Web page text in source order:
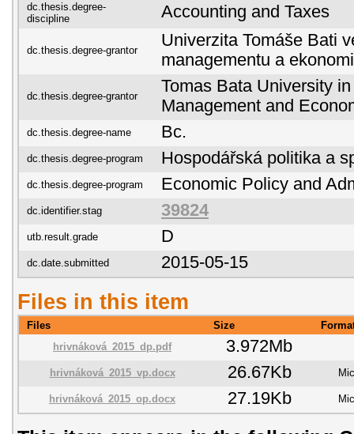
dc.thesis.degree-
discipline
Accounting and Taxes
dc.thesis.degree-grantor
Univerzita Tomáše Bati
managementu a
dc.thesis.degree-grantor
Tomas Bata University
Management and
dc.thesis.degree-name Bc.
dc.thesis.degree-program Hospodářská politika a
dc.thesis.degree-program Economic Policy and
dc.identifier.stag 39824
utb.result.grade D
dc.date.submitted 2015-05-15
Files in this item
Files Size
hrivnáková_2015_dp.pdf
3.972Mb
hrivnáková_2015_vp.docx 26.67Kb
hrivnáková_2015_op.docx 27.19Kb